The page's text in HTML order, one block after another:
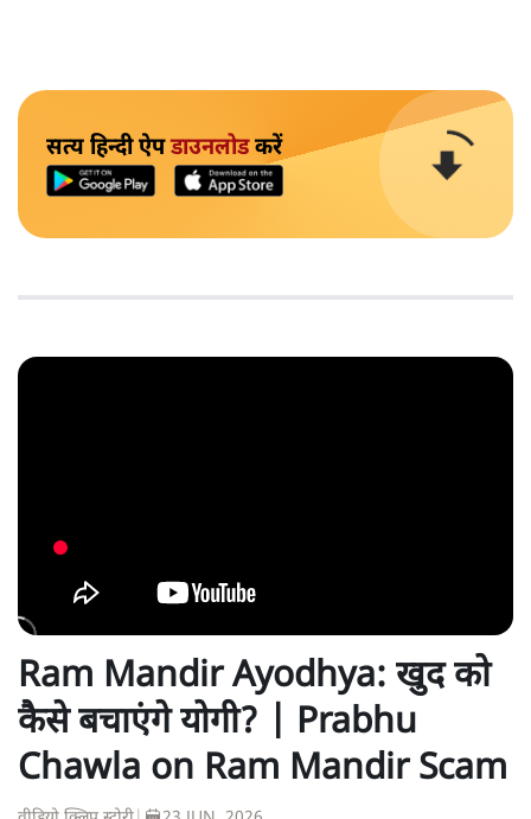
सत्य हिन्दी ऐपडाउनलोडकरें
Ram Mandir Ayodhya: खुद को
कैसे बचाएंगे योगी? | Prabhu
Chawla on Ram Mandir Scam